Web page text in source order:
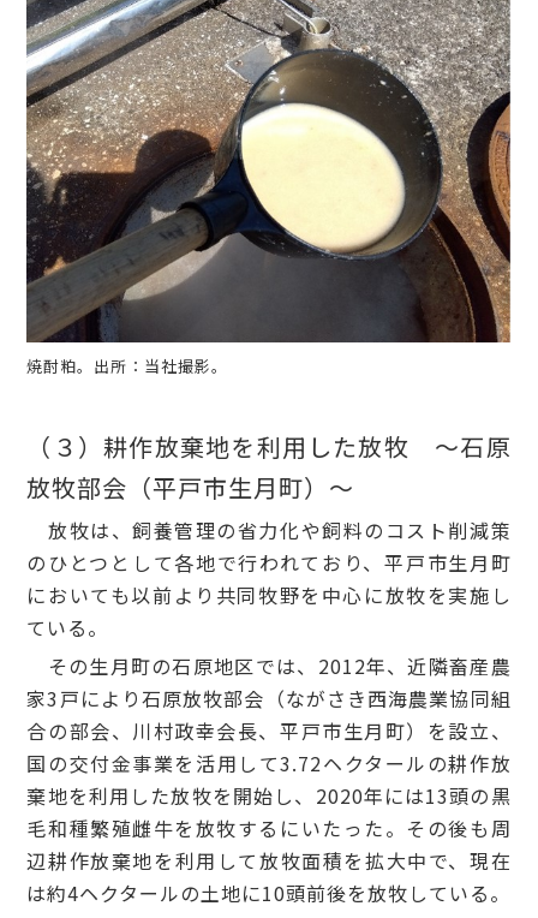
焼酎粕。出所：当社撮影。
（３）耕作放棄地を利用した放牧 ～石原
放牧部会（平戸市生月町）～
放牧は、飼養管理の省力化や飼料のコスト削減策
のひとつとして各地で行われており、平戸市生月町
においても以前より共同牧野を中心に放牧を実施し
ている。
その生月町の石原地区では、2012年、近隣畜産農
家3戸により石原放牧部会（ながさき西海農業協同組
合の部会、川村政幸会長、平戸市生月町）を設立、
国の交付金事業を活用して3.72ヘクタールの耕作放
棄地を利用した放牧を開始し、2020年には13頭の黒
毛和種繁殖雌牛を放牧するにいたった。その後も周
辺耕作放棄地を利用して放牧面積を拡大中で、現在
は約4ヘクタールの土地に10頭前後を放牧している。